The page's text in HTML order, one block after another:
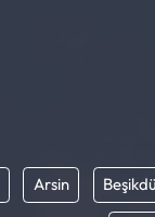
Arsin